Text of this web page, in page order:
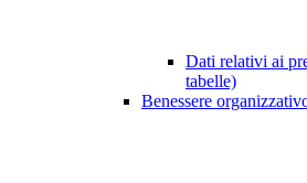
Dati relativi ai
tabelle)
Benessere